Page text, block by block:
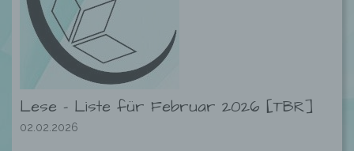
Lese – Liste für Februar 2026 [TBR]
02.02.2026